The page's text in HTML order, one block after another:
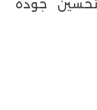
جودة